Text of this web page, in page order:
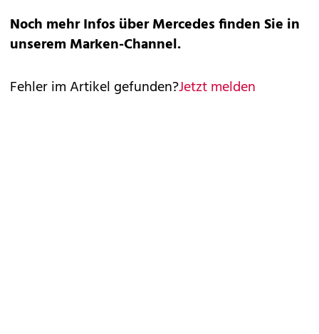
Noch mehr Infos über Mercedes finden Sie in
unserem Marken-Channel.
Fehler im Artikel gefunden?Jetzt melden